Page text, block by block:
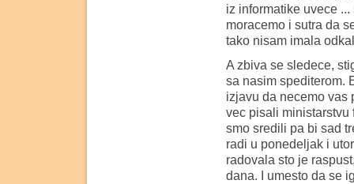
iz informatike uvece
moracemo i sutra da
tako nisam imala
A zbiva se sledece,
sa nasim spediterom.
izjavu da necemo vas
vec pisali ministarstvu
smo sredili pa bi sad
radi u ponedeljak i
radovala sto je
dana. I umesto da se